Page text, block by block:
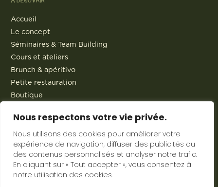
Nous respectons votre vie privée.
Nous utilisons des cookies pour améliorer votre
expérience de navigation, diffuser des publicités ou
des contenus personnalisés et analyser notre trafic.
En cliquant sur « Tout accepter », vous consentez à
notre utilisation des cookies.
Accueil
Le concept
Séminaires & Team Building
Cours et ateliers
Brunch & apéritivo
Petite restauration
Boutique
Actualités
Contact